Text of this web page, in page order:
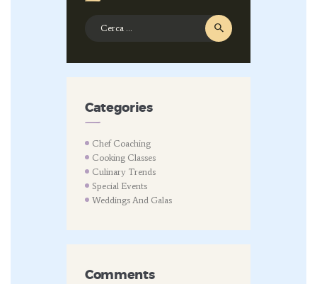
Categories
Chef Coaching
Cooking Classes
Culinary Trends
Special Events
Weddings And Galas
Comments